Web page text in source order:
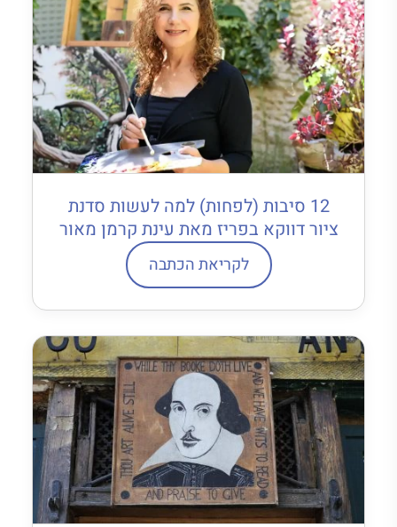
12 סיבות (לפחות) למה לעשות סדנת
ציור דווקא בפריז מאת עינת קרמן מאור
לקריאת הכתבה